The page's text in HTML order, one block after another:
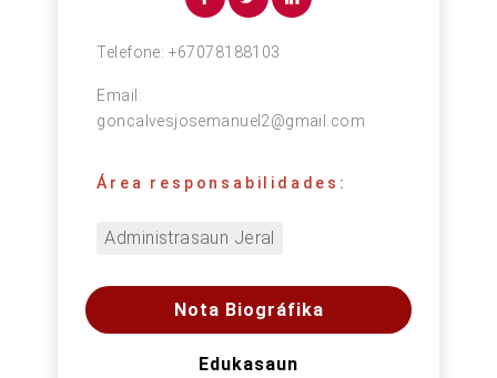
Telefone: +67078188103
Email:
goncalvesjosemanuel2@gmail.com
Área responsabilidades:
Administrasaun Jeral
Nota Biográfika
Edukasaun